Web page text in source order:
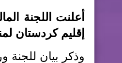
أعلنت اللجنة
إقليم كردستان
وذكر بيان للجنة